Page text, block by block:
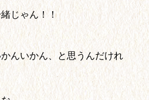
じゃん！！
んいかん、と思うんだけれ